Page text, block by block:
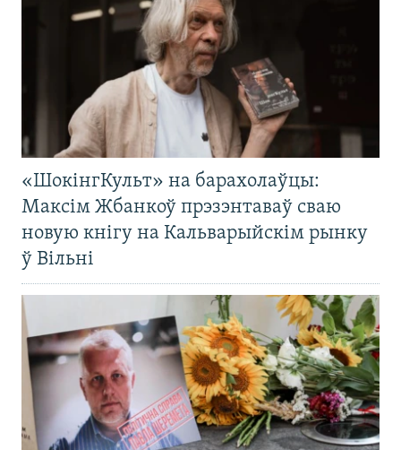
«ШокінгКульт» на барахолаўцы:
Максім Жбанкоў прэзэнтаваў сваю
новую кнігу на Кальварыйскім рынку
ў Вільні